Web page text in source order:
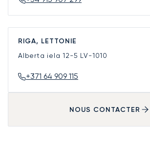
RIGA, LETTONIE
Alberta iela 12-5 LV-1010
+371 64 909 115
NOUS CONTACTER